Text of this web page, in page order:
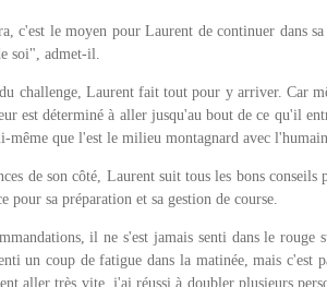
c'est le moyen pour Laurent de continuer dans
soi", admet-il.
challenge, Laurent fait tout pour y arriver. Car
est déterminé à aller jusqu'au bout de ce qu'il
même que l'est le milieu montagnard avec
de son côté, Laurent suit tous les bons
pour sa préparation et sa gestion de course.
il ne s'est jamais senti dans le rouge
un coup de fatigue dans la matinée, mais c'est
aller très vite, j'ai réussi à doubler plusieurs